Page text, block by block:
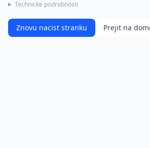
Technicke podrobnosti
Znovu nacist stranku Prejit na